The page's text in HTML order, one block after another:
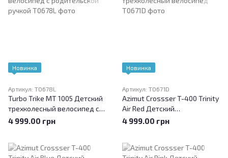
Новинка
Артикул: T0678L
Turbo Trike MT 1005 Детский
трехколесный велосипед с
родительской ручкой
4 999.00 грн
Новинка
Артикул: T0671D
Azimut Crossser T-400 Trinity
Air Red Детский
трехколесный велосипед
4 999.00 грн